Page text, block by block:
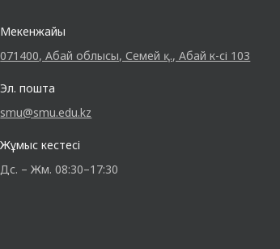
Мекенжайы
071400, Абай облысы, Семей қ., Абай к-сі 103
Эл. пошта
smu@smu.edu.kz
Жұмыс кестесі
Дс. – Жм. 08:30–17:30